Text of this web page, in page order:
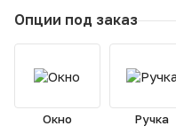
Опции под заказ
Окно Ручка